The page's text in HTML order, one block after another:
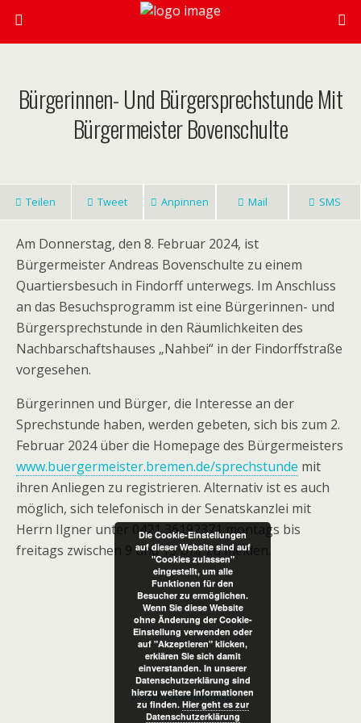
Bürgerinnen- Und Bürgersprechstunde Mit
Bürgermeister Bovenschulte
Teilen Tweet Anpinnen Mail SMS
Am Donnerstag, den 8. Februar 2024, ist
Bürgermeister Andreas Bovenschulte zu einem
Quartiersbesuch in Findorff unterwegs. Im Anschluss
an das Besuchsprogramm ist eine Bürgerinnen- und
Bürgersprechstunde in den Räumlichkeiten des
Nachbarschaftshauses „Nahbei“ in der Findorffstraße
vorgesehen.
Bürgerinnen und Bürger, die Interesse an der
Sprechstunde haben, werden gebeten, sich bis zum 2.
Februar 2024 über die Homepage des Bürgermeisters
www.buergermeister.bremen.de/sprechstunde mit
ihren Anliegen zu registrieren. Alternativ ist es auch
möglich, sich telefonisch in der Senatskanzlei mit
Herrn Ilgner unter 0421 36192371 montags bis
freitags zwischen 9 und 15 Uhr zu melden.
Zum Seitenanfang
Die Cookie-Einstellungen
auf dieser Website sind auf
"Cookies zulassen"
eingestellt, um alle
Funktionen für den
Besucher zu ermöglichen.
Wenn Sie diese Website
ohne Änderung der Cookie-
Einstellung verwenden oder
auf "Akzeptieren" klicken,
erklären Sie sich damit
einverstanden. In unserer
Datenschutzerklärung sind
hierzu weitere Informationen
zu finden. Hier geht es zur
Datenschutzerklärung